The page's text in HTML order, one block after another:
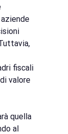
fiscali
valore
quella
al